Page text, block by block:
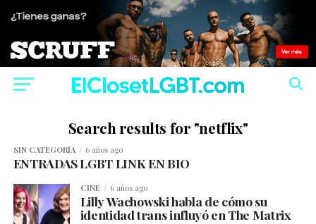
Search results for "netflix"
SIN CATEGORÍA 6 años ago
ENTRADAS LGBT LINK EN BIO
CINE 6 años ago
Lilly Wachowski habla de cómo su
identidad trans influyó en The Matrix